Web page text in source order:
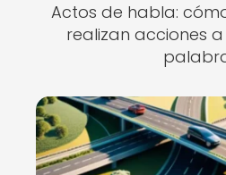
Actos de habla:
realizan acciones